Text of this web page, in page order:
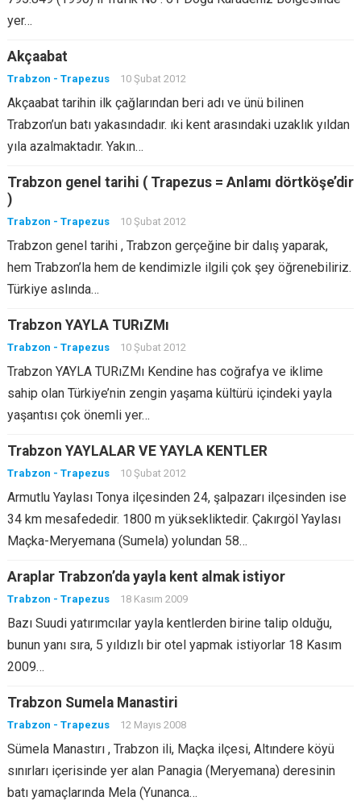
yer…
Akçaabat
Trabzon - Trapezus 10 Şubat 2012
Akçaabat tarihin ilk çağlarından beri adı ve ünü bilinen
Trabzon’un batı yakasındadır. ıki kent arasındaki uzaklık yıldan
yıla azalmaktadır. Yakın…
Trabzon genel tarihi ( Trapezus = Anlamı dörtköşe’dir
)
Trabzon - Trapezus 10 Şubat 2012
Trabzon genel tarihi , Trabzon gerçeğine bir dalış yaparak,
hem Trabzon’la hem de kendimizle ilgili çok şey öğrenebiliriz.
Türkiye aslında…
Trabzon YAYLA TURıZMı
Trabzon - Trapezus 10 Şubat 2012
Trabzon YAYLA TURıZMı Kendine has coğrafya ve iklime
sahip olan Türkiye’nin zengin yaşama kültürü içindeki yayla
yaşantısı çok önemli yer…
Trabzon YAYLALAR VE YAYLA KENTLER
Trabzon - Trapezus 10 Şubat 2012
Armutlu Yaylası Tonya ilçesinden 24, şalpazarı ilçesinden ise
34 km mesafededir. 1800 m yüksekliktedir. Çakırgöl Yaylası
Maçka-Meryemana (Sumela) yolundan 58…
Araplar Trabzon’da yayla kent almak istiyor
Trabzon - Trapezus 18 Kasım 2009
Bazı Suudi yatırımcılar yayla kentlerden birine talip olduğu,
bunun yanı sıra, 5 yıldızlı bir otel yapmak istiyorlar 18 Kasım
2009…
Trabzon Sumela Manastiri
Trabzon - Trapezus 12 Mayıs 2008
Sümela Manastırı , Trabzon ili, Maçka ilçesi, Altındere köyü
sınırları içerisinde yer alan Panagia (Meryemana) deresinin
batı yamaçlarında Mela (Yunanca…